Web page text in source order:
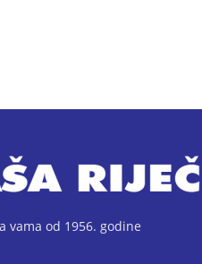
vama od 1956. godine